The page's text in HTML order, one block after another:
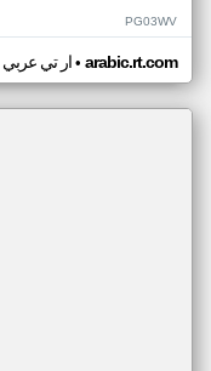
PG03WV
ار تي عربي• arabic.rt.com